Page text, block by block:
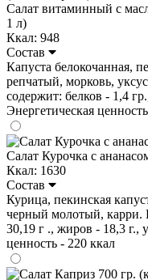
Салат витаминный с
1 л)
Ккал: 948
Состав
Капуста белокочанная,
репчатый, морковь,
содержит: белков - 1,4
Энергетическая
Салат Курочка с
Ккал: 1630
Состав
Курица, пекинская
черный молотый, карри.
30,19 г ., жиров - 18,3 г.,
ценность - 220 ккал